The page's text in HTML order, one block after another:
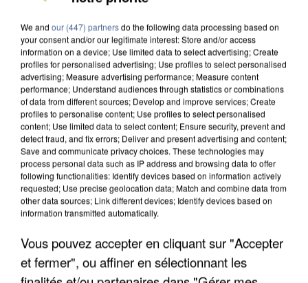
APRÈS TOUTES CES CANICULES, LES REFUGES
DE FAUNE SAUVAGE SONT...
We and our (447) partnersdo the following data processing based on
your consent and/or our legitimate interest: Store and/or access
information on a device; Use limited data to select advertising; Create
profiles for personalised advertising; Use profiles to select personalised
advertising; Measure advertising performance; Measure content
performance; Understand audiences through statistics or combinations
of data from different sources; Develop and improve services; Create
profiles to personalise content; Use profiles to select personalised
content; Use limited data to select content; Ensure security, prevent and
detect fraud, and fix errors; Deliver and present advertising and content;
Save and communicate privacy choices. These technologies may
process personal data such as IP address and browsing data to offer
following functionalities: Identify devices based on information actively
requested; Use precise geolocation data; Match and combine data from
other data sources; Link different devices; Identify devices based on
information transmitted automatically.
Vous pouvez accepter en cliquant sur "Accepter
et fermer", ou affiner en sélectionnant les